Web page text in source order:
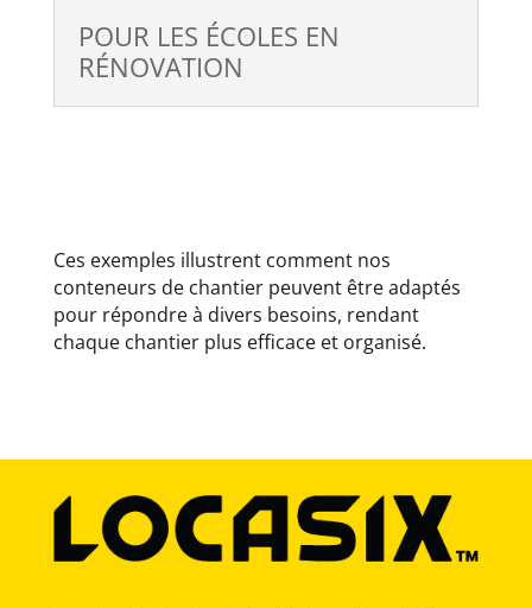
POUR LES ÉCOLES EN
RÉNOVATION
Ces exemples illustrent comment nos
conteneurs de chantier peuvent être adaptés
pour répondre à divers besoins, rendant
chaque chantier plus efficace et organisé.